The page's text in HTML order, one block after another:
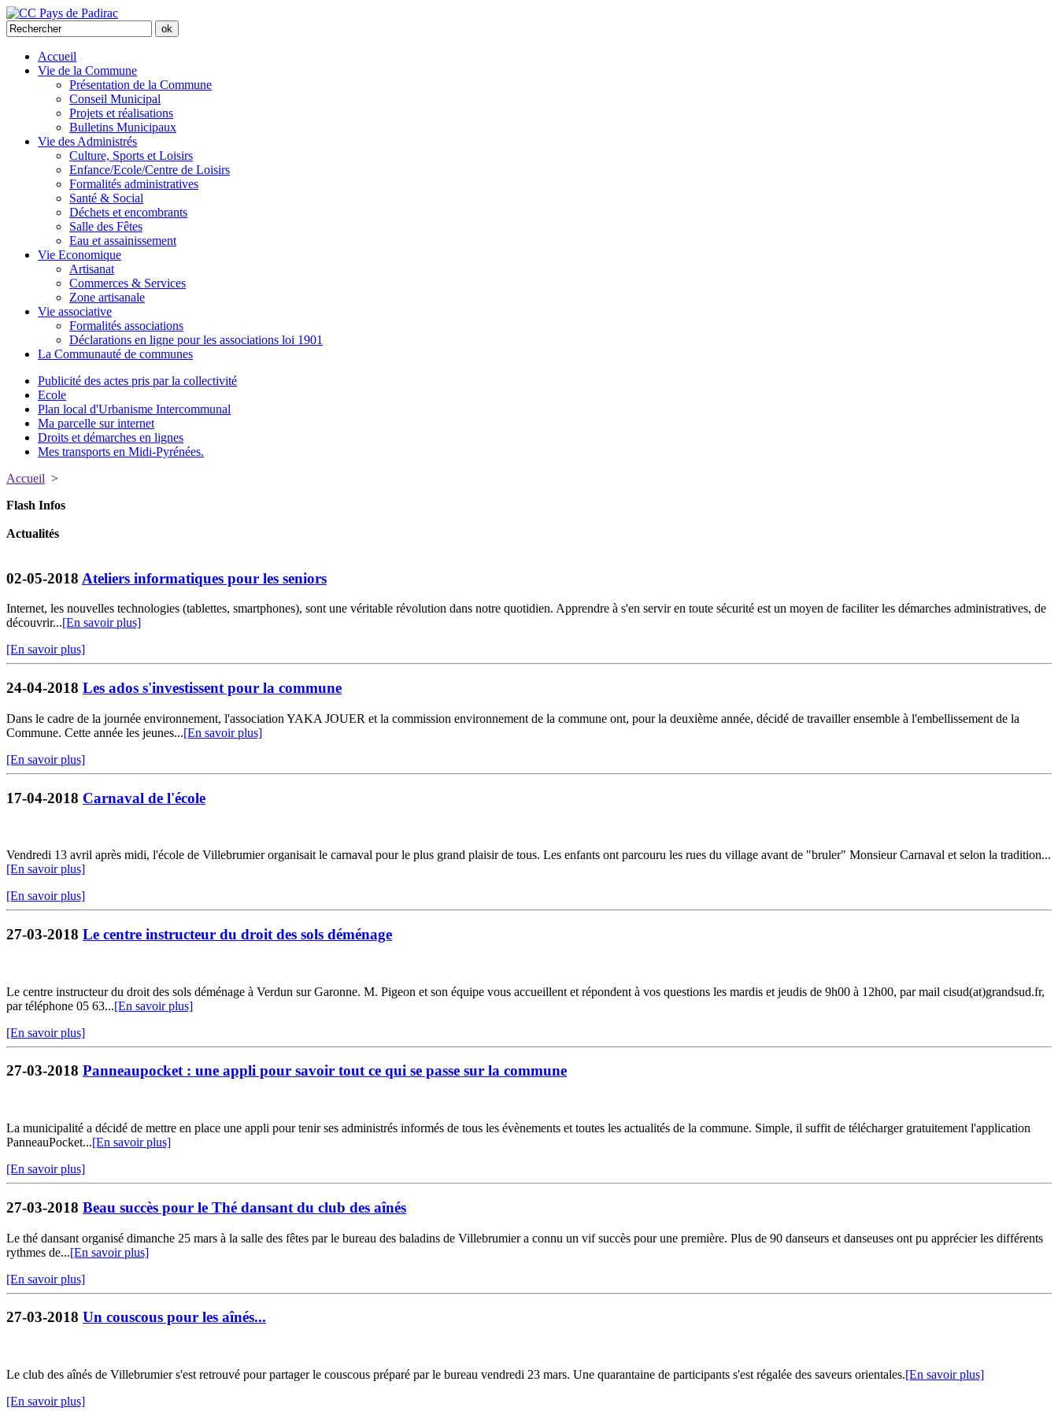
Accueil
Vie de la Commune
Présentation de la Commune
Conseil Municipal
Projets et réalisations
Bulletins Municipaux
Vie des Administrés
Culture, Sports et Loisirs
Enfance/Ecole/Centre de Loisirs
Formalités administratives
Santé & Social
Déchets et encombrants
Salle des Fêtes
Eau et assainissement
Vie Economique
Artisanat
Commerces & Services
Zone artisanale
Vie associative
Formalités associations
Déclarations en ligne pour les associations loi 1901
La Communauté de communes
Publicité des actes pris par la collectivité
Ecole
Plan local d'Urbanisme Intercommunal
Ma parcelle sur internet
Droits et démarches en lignes
Mes transports en Midi-Pyrénées.
Accueil >
Flash Infos
Actualités
02-05-2018 Ateliers informatiques pour les seniors
Internet, les nouvelles technologies (tablettes, smartphones), sont une véritable révolution dans notre quotidien. Apprendre à s'en servir en toute sécurité est un moyen de faciliter les démarches administratives, de
découvrir...[En savoir plus]
[En savoir plus]
24-04-2018 Les ados s'investissent pour la commune
Dans le cadre de la journée environnement, l'association YAKA JOUER et la commission environnement de la commune ont, pour la deuxième année, décidé de travailler ensemble à l'embellissement de la
Commune. Cette année les jeunes...[En savoir plus]
[En savoir plus]
17-04-2018 Carnaval de l'école
Vendredi 13 avril après midi, l'école de Villebrumier organisait le carnaval pour le plus grand plaisir de tous. Les enfants ont parcouru les rues du village avant de "bruler" Monsieur Carnaval et selon la tradition...
[En savoir plus]
[En savoir plus]
27-03-2018 Le centre instructeur du droit des sols déménage
Le centre instructeur du droit des sols déménage à Verdun sur Garonne. M. Pigeon et son équipe vous accueillent et répondent à vos questions les mardis et jeudis de 9h00 à 12h00, par mail cisud(at)grandsud.fr,
par téléphone 05 63...[En savoir plus]
[En savoir plus]
27-03-2018 Panneaupocket : une appli pour savoir tout ce qui se passe sur la commune
La municipalité a décidé de mettre en place une appli pour tenir ses administrés informés de tous les évènements et toutes les actualités de la commune. Simple, il suffit de télécharger gratuitement l'application
PanneauPocket...[En savoir plus]
[En savoir plus]
27-03-2018 Beau succès pour le Thé dansant du club des aînés
Le thé dansant organisé dimanche 25 mars à la salle des fêtes par le bureau des baladins de Villebrumier a connu un vif succès pour une première. Plus de 90 danseurs et danseuses ont pu apprécier les différents
rythmes de...[En savoir plus]
[En savoir plus]
27-03-2018 Un couscous pour les aînés...
Le club des aînés de Villebrumier s'est retrouvé pour partager le couscous préparé par le bureau vendredi 23 mars. Une quarantaine de participants s'est régalée des saveurs orientales.[En savoir plus]
[En savoir plus]